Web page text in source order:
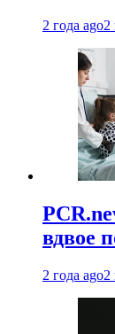
2 года ago2
вдвое
2 года ago2